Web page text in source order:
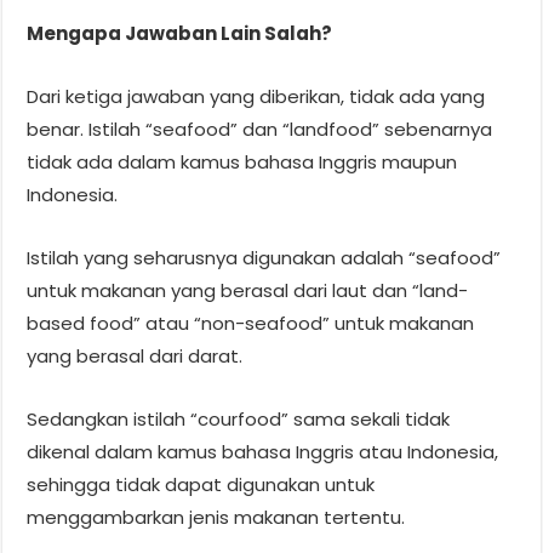
Mengapa Jawaban Lain Salah?
Dari ketiga jawaban yang diberikan, tidak ada yang
benar. Istilah “seafood” dan “landfood” sebenarnya
tidak ada dalam kamus bahasa Inggris maupun
Indonesia.
Istilah yang seharusnya digunakan adalah “seafood”
untuk makanan yang berasal dari laut dan “land-
based food” atau “non-seafood” untuk makanan
yang berasal dari darat.
Sedangkan istilah “courfood” sama sekali tidak
dikenal dalam kamus bahasa Inggris atau Indonesia,
sehingga tidak dapat digunakan untuk
menggambarkan jenis makanan tertentu.